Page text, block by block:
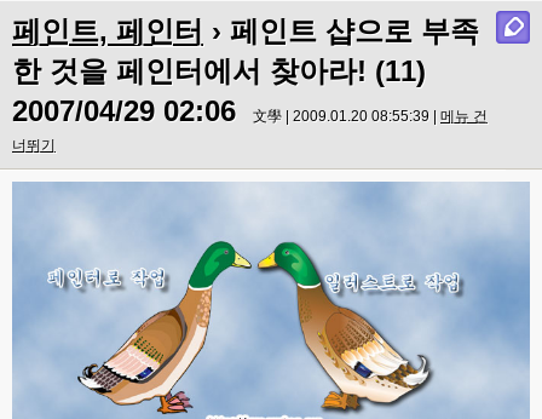
페인트, 페인터 › 페인트 샵으로 부족
한 것을 페인터에서 찾아라! (11)
2007/04/29 02:06
文學 | 2009.01.20 08:55:39 | 메뉴 건
너뛰기